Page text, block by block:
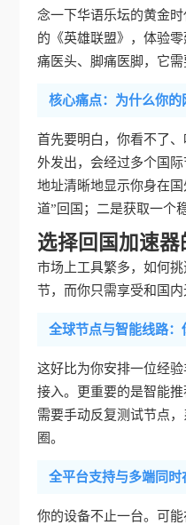
念一下华语乐坛的黄金
的《英雄联盟》，体验
痛医头、脚痛医脚，它
核心痛点：为什么你的
首先要明白，你看不了
外发出，会经过多个国
地址清晰地显示你身在
道”回国；二是获取一个
选择回国加速
市场上工具繁多，如何
节，而你只需享受和国内
全球节点与智能线路
这好比为你安排一位经
接入。更重要的是智能
需要手动反复测试节点
圈。
全平台支持与多端同
你的设备不止一台。可